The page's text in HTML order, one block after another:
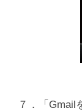
７．「Gmail